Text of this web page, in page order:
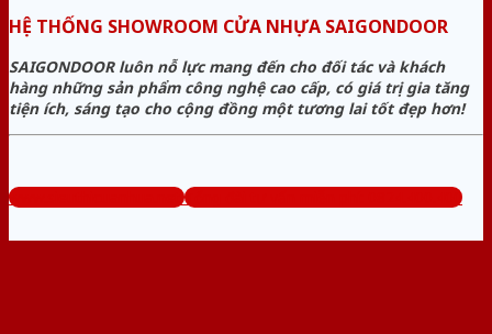
HỆ THỐNG SHOWROOM CỬA NHỰA SAIGONDOOR
SAIGONDOOR luôn nỗ lực mang đến cho đối tác và khách
hàng những sản phẩm công nghệ cao cấp, có giá trị gia tăng
tiện ích, sáng tạo cho cộng đồng một tương lai tốt đẹp hơn!
www.sieuthicuanhua.net Tổng đài tư vấn miễn phí: 0824.400.400